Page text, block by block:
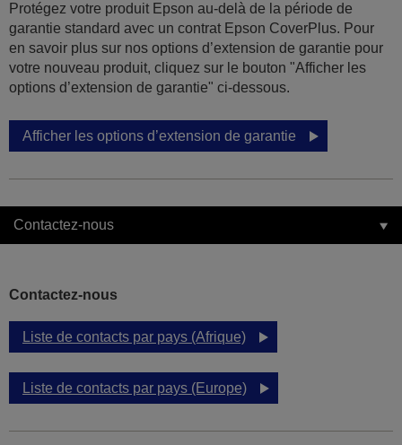
Protégez votre produit Epson au-delà de la période de
garantie standard avec un contrat Epson CoverPlus. Pour
en savoir plus sur nos options d’extension de garantie pour
votre nouveau produit, cliquez sur le bouton "Afficher les
options d’extension de garantie" ci-dessous.
Afficher les options d’extension de garantie
Contactez-nous
Contactez-nous
Liste de contacts par pays (Afrique)
Liste de contacts par pays (Europe)